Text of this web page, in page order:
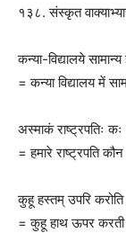
१३८. संस्कृत
कन्या-विद्यालये सामान्य
= कन्या विद्यालय में
अस्माकं राष्ट्रपतिः
= हमारे राष्ट्रपति
कुहू हस्तम् उपरि
= कुहू हाथ ऊपर करती